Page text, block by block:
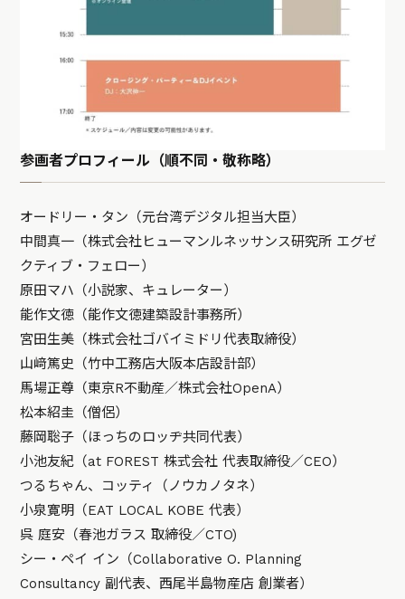
参画者プロフィール（順不同・敬称略）
オードリー・タン（元台湾デジタル担当大臣）
中間真一（株式会社ヒューマンルネッサンス研究所 エグゼ
クティブ・フェロー）
原田マハ（小説家、キュレーター）
能作文徳（能作文徳建築設計事務所）
宮田生美（株式会社ゴバイミドリ代表取締役）
山﨑篤史（竹中工務店大阪本店設計部）
馬場正尊（東京R不動産／株式会社OpenA）
松本紹圭（僧侶）
藤岡聡子（ほっちのロッヂ共同代表）
小池友紀（at FOREST 株式会社 代表取締役／CEO）
つるちゃん、コッティ（ノウカノタネ）
小泉寛明（EAT LOCAL KOBE 代表）
呉 庭安（春池ガラス 取締役／CTO)
シー・ペイ イン（Collaborative O. Planning
Consultancy 副代表、西尾半島物産店 創業者）